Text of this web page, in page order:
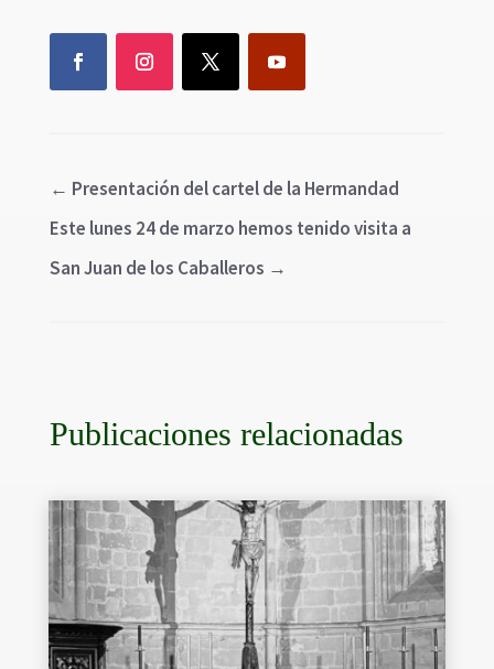
← Presentación del cartel de la Hermandad
Este lunes 24 de marzo hemos tenido visita a
San Juan de los Caballeros →
Publicaciones relacionadas